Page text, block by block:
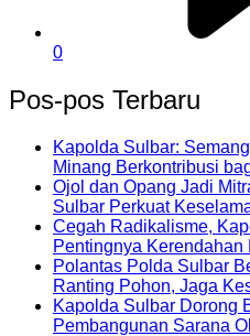
0
Pos-pos Terbaru
Kapolda Sulbar:
Minang Berkontribusi
Ojol dan Opang Jadi
Sulbar Perkuat
Cegah Radikalisme,
Pentingnya Kerendahan
Polantas Polda Sulbar
Ranting Pohon, Jaga
Kapolda Sulbar Dorong
Pembangunan Sarana